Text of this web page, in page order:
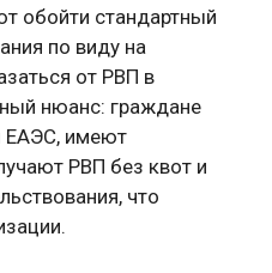
обойти стандартный
по виду на
от РВП в
нюанс: граждане
ЕАЭС, имеют
РВП без квот и
что